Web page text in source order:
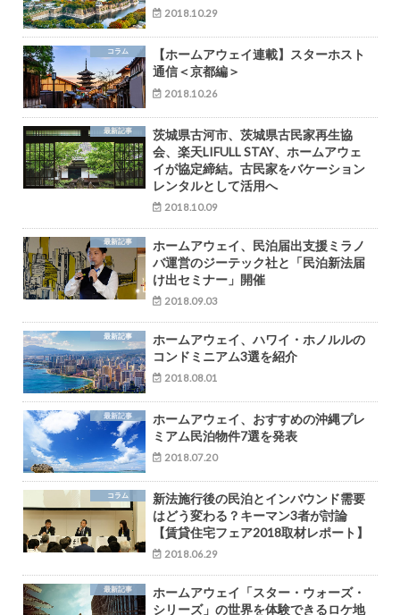
2018.10.29
コラム
【ホームアウェイ連載】スターホスト
通信＜京都編＞
2018.10.26
最新記事
茨城県古河市、茨城県古民家再生協
会、楽天LIFULL STAY、ホームアウェ
イが協定締結。古民家をバケーション
レンタルとして活用へ
2018.10.09
最新記事
ホームアウェイ、民泊届出支援ミラノ
バ運営のジーテック社と「民泊新法届
け出セミナー」開催
2018.09.03
最新記事
ホームアウェイ、ハワイ・ホノルルの
コンドミニアム3選を紹介
2018.08.01
最新記事
ホームアウェイ、おすすめの沖縄プレ
ミアム民泊物件7選を発表
2018.07.20
コラム
新法施行後の民泊とインバウンド需要
はどう変わる？キーマン3者が討論
【賃貸住宅フェア2018取材レポート】
2018.06.29
最新記事
ホームアウェイ「スター・ウォーズ・
シリーズ」の世界を体験できるロケ地